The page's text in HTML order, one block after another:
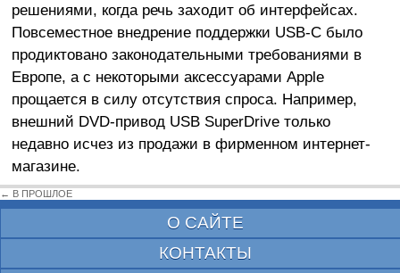
решениями, когда речь заходит об интерфейсах.
Повсеместное внедрение поддержки USB-C было
продиктовано законодательными требованиями в
Европе, а с некоторыми аксессуарами Apple
прощается в силу отсутствия спроса. Например,
внешний DVD-привод USB SuperDrive только
недавно исчез из продажи в фирменном интернет-
магазине.
← В ПРОШЛОЕ
О САЙТЕ
КОНТАКТЫ